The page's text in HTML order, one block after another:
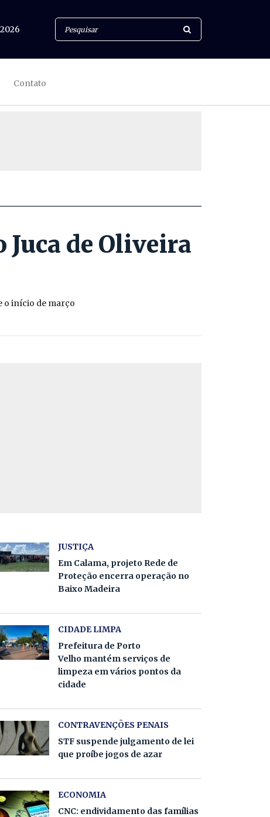
Contato
de Oliveira
o início de março
JUSTIÇA
Em Calama, projeto Rede de
Proteção encerra operação no
Baixo Madeira
CIDADE LIMPA
Prefeitura de Porto
Velho mantém serviços de
limpeza em vários pontos da
cidade
CONTRAVENÇÕES PENAIS
STF suspende julgamento de lei
que proíbe jogos de azar
ECONOMIA
CNC: endividamento das famílias